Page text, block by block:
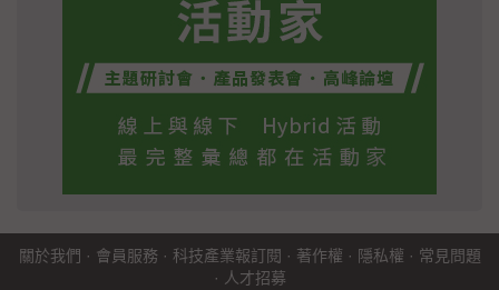
關於我們 · 會員服務 · 科技產業報訂閱 · 著作權 · 隱私權 · 常見問題
· 人才招募